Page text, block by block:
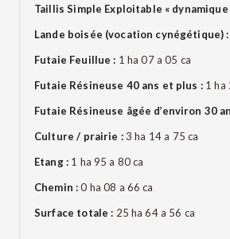
Taillis Simple Exploitable « dynamique
Lande boisée (vocation cynégétique) :
Futaie Feuillue : 1 ha 07 a 05 ca
Futaie Résineuse 40 ans et plus :1 ha
Futaie Résineuse âgée d’environ 30
Culture / prairie :3 ha 14 a 75 ca
Etang : 1 ha 95 a 80 ca
Chemin :0 ha 08 a 66 ca
Surface totale : 25 ha 64 a 56 ca